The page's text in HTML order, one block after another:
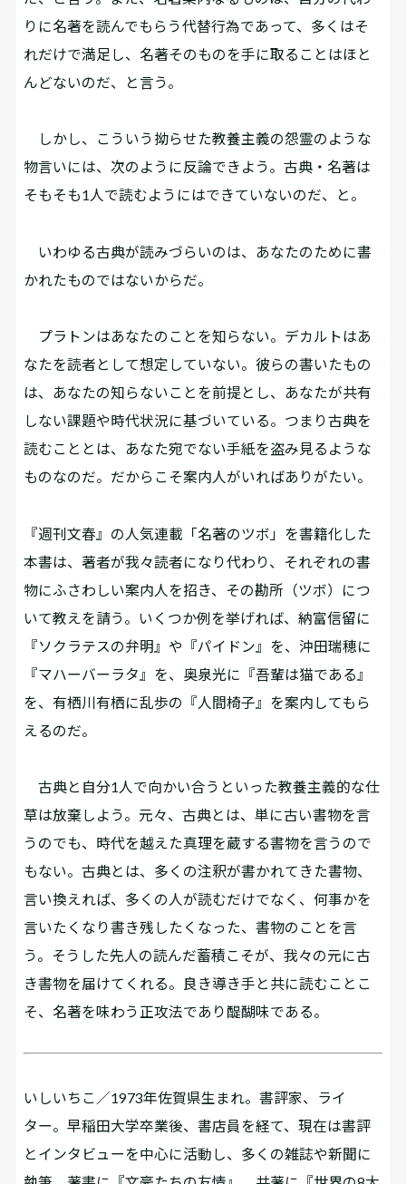
りに名著を読んでもらう代替行為であって、多くはそ
れだけで満足し、名著そのものを手に取ることはほと
んどないのだ、と言う。
しかし、こういう拗らせた教養主義の怨霊のような
物言いには、次のように反論できよう。古典・名著は
そもそも1人で読むようにはできていないのだ、と。
いわゆる古典が読みづらいのは、あなたのために書
かれたものではないからだ。
プラトンはあなたのことを知らない。デカルトはあ
なたを読者として想定していない。彼らの書いたもの
は、あなたの知らないことを前提とし、あなたが共有
しない課題や時代状況に基づいている。つまり古典を
読むこととは、あなた宛でない手紙を盗み見るような
ものなのだ。だからこそ案内人がいればありがたい。
『週刊文春』の人気連載「名著のツボ」を書籍化した
本書は、著者が我々読者になり代わり、それぞれの書
物にふさわしい案内人を招き、その勘所（ツボ）につ
いて教えを請う。いくつか例を挙げれば、納富信留に
『ソクラテスの弁明』や『パイドン』を、沖田瑞穂に
『マハーバーラタ』を、奥泉光に『吾輩は猫である』
を、有栖川有栖に乱歩の『人間椅子』を案内してもら
えるのだ。
古典と自分1人で向かい合うといった教養主義的な仕
草は放棄しよう。元々、古典とは、単に古い書物を言
うのでも、時代を越えた真理を蔵する書物を言うので
もない。古典とは、多くの注釈が書かれてきた書物、
言い換えれば、多くの人が読むだけでなく、何事かを
言いたくなり書き残したくなった、書物のことを言
う。そうした先人の読んだ蓄積こそが、我々の元に古
き書物を届けてくれる。良き導き手と共に読むことこ
そ、名著を味わう正攻法であり醍醐味である。
いしいちこ／1973年佐賀県生まれ。書評家、ライ
ター。早稲田大学卒業後、書店員を経て、現在は書評
とインタビューを中心に活動し、多くの雑誌や新聞に